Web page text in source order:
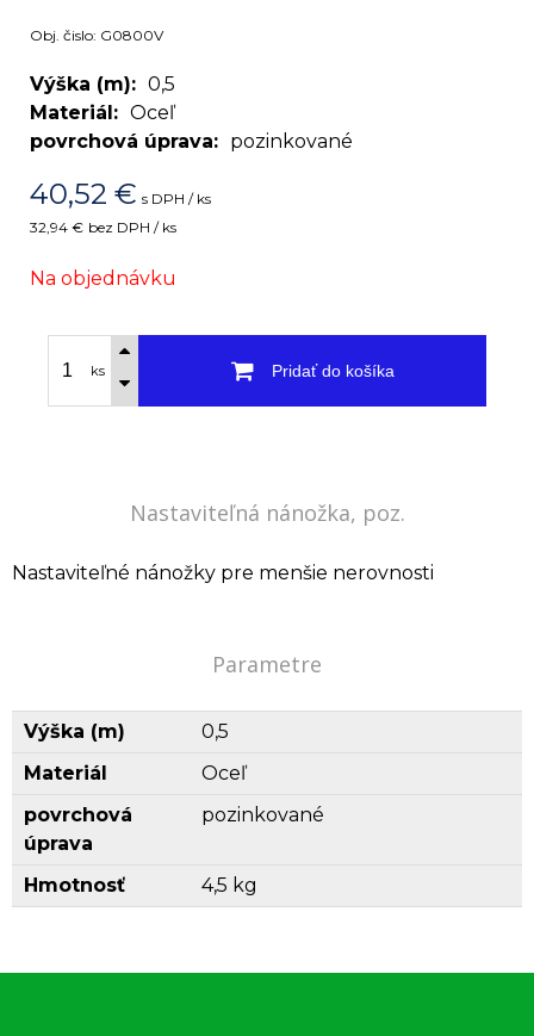
Obj. čislo: G0800V
Výška (m)
0,5
Materiál
Oceľ
povrchová úprava
pozinkované
40,52 € s DPH / ks
32,94 € bez DPH / ks
Na objednávku
ks Pridať do košíka
Nastaviteľná nánožka, poz.
Nastaviteľné nánožky pre menšie nerovnosti
Parametre
Výška (m)
0,5
Materiál
Oceľ
povrchová
úprava
pozinkované
Hmotnosť 4,5 kg